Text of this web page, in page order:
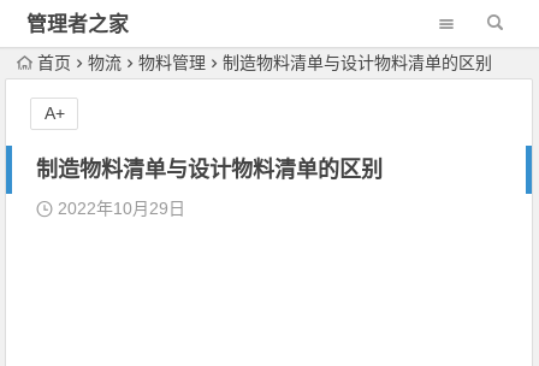
管理者之家
首页 物流 物料管理 制造物料清单与设计物料清单的区别
制造物料清单与设计物料清单的区别
2022年10月29日
A+